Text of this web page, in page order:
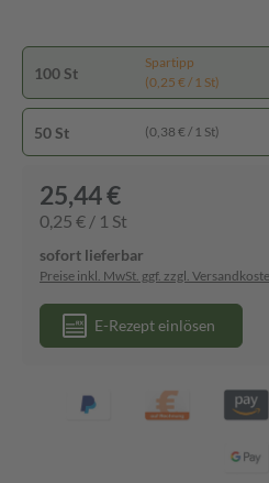
100 St
Spartipp
(0,25 € / 1 St)
50 St (0,38 € / 1 St)
25,44 €
0,25 € / 1 St
sofort lieferbar
Preise inkl. MwSt. ggf. zzgl.
E-Rezept einlösen